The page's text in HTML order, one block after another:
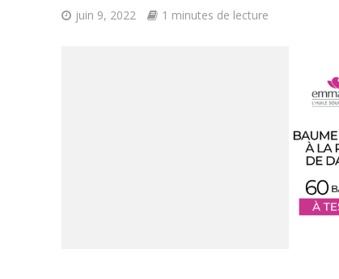
juin 9, 2022 1 minutes de lecture